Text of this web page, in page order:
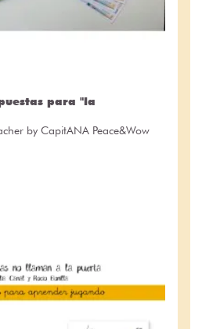
para "la
by CapitANA Peace&Wow